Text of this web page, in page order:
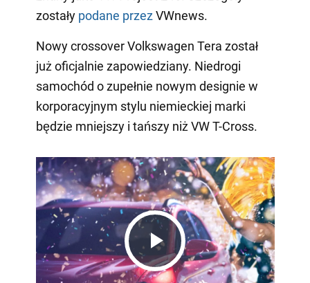
zostały podane przezVWnews.
Nowy crossover Volkswagen Tera został
już oficjalnie zapowiedziany. Niedrogi
samochód o zupełnie nowym designie w
korporacyjnym stylu niemieckiej marki
będzie mniejszy i tańszy niż VW T-Cross.
Play